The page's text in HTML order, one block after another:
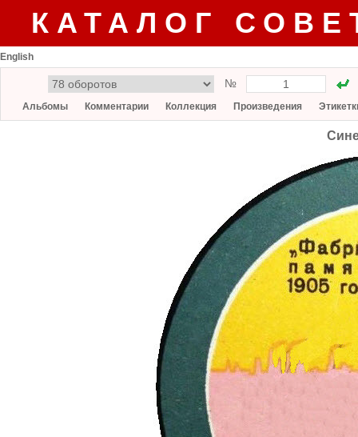
КАТАЛОГ
English
№
Альбомы Комментарии Коллекция Произведения